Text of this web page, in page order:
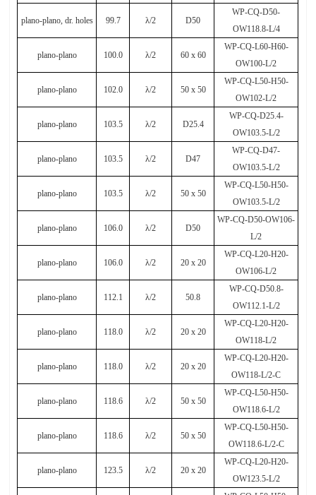
plano-plano, dr. holes 99.7 λ/2 D50
WP-CQ-D50-
OW118.8-L/4
plano-plano 100.0 λ/2 60 x 60
WP-CQ-L60-H60-
OW100-L/2
plano-plano 102.0 λ/2 50 x 50
WP-CQ-L50-H50-
OW102-L/2
plano-plano 103.5 λ/2 D25.4
WP-CQ-D25.4-
OW103.5-L/2
plano-plano 103.5 λ/2 D47
WP-CQ-D47-
OW103.5-L/2
plano-plano 103.5 λ/2 50 х50
WP-CQ-L50-H50-
OW103.5-L/2
plano-plano 106.0 λ/2 D50
WP-CQ-D50-OW106-
L/2
plano-plano 106.0 λ/2 20 x 20
WP-CQ-L20-H20-
OW106-L/2
plano-plano 112.1 λ/2 50.8
WP-CQ-D50.8-
OW112.1-L/2
plano-plano 118.0 λ/2 20 x 20
WP-CQ-L20-H20-
OW118-L/2
plano-plano 118.0 λ/2 20 x 20
WP-CQ-L20-H20-
OW118-L/2-C
plano-plano 118.6 λ/2 50 x 50
WP-CQ-L50-H50-
OW118.6-L/2
plano-plano 118.6 λ/2 50 x 50
WP-CQ-L50-H50-
OW118.6-L/2-C
plano-plano 123.5 λ/2 20 x 20
WP-CQ-L20-H20-
OW123.5-L/2